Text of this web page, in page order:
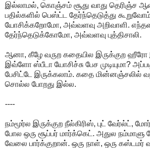
இல்லாமல், கொஞ்சம் சூது வாது தெரிஞ்ச
பதில்களில் பெஸ்ட்ட தேர்ந்தெடுத்து
யோசிக்கறோமோ, அவ்வளவு அறிவாளி.
தேர்ந்தெடுக்கோமோ, அவ்வளவு புத்திசாலி.
ஆனா, கீழே வருற கதையில இருக்குற ஹீரோ
இவ்ளோ ஸ்பீடா யோசிச்சு பேச முடியுமா?
பேசிட்டே இருக்கலாம். கதை மின்னஞ்சலில்
சொல்ல போறது இல்ல.
----
நம்மூர்ல இருக்குற நீல்கிரிஸ், புட் வேர்ல்ட்,
போல ஒரு சூப்பர் மார்க்கெட். அதுல
வேலை பார்க்குறான். ஒரு நாள், ஒரு கஸ்டமர்